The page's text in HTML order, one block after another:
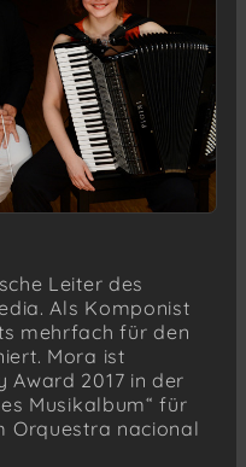
Leiter des
Als Komponist
mehrfach für den
Mora ist
Award 2017 in der
Musikalbum“ für
Orquestra nacional